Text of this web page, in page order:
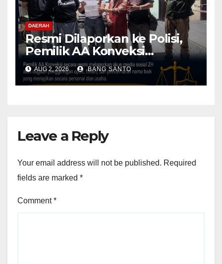
DAERAH
Resmi Dilaporkan ke Polisi,
Pemilik AA Konveksi
Didampingi Tim Advokat
Lentera Netizen Indonesia (L-
NET-ID)
AUG 2, 2026 BANG SANTO
Leave a Reply
Your email address will not be published. Required
fields are marked *
Comment*